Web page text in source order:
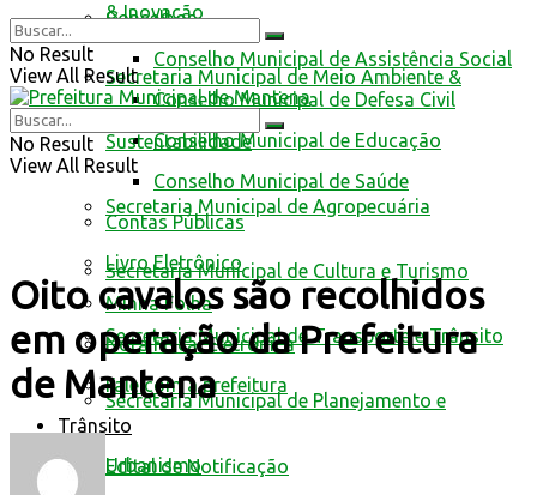
Conselhos
Conselho Municipal de Assistência Social
Conselho Municipal de Defesa Civil
Conselho Municipal de Educação
Conselho Municipal de Saúde
Contas Públicas
Livro Eletrônico
Minha Folha
Nota Fiscal Eletrônica
Fale com a prefeitura
Trânsito
Edital de Notificação
& Inovação
Secretaria Municipal de Meio Ambiente &
Sustentabilidade
Secretaria Municipal de Agropecuária
Secretaria Municipal de Cultura e Turismo
Secretaria Municipal de Transporte e Trânsito
Secretaria Municipal de Planejamento e
Urbanismo
No Result
View All Result
No Result
View All Result
Oito cavalos são recolhidos
em operação da Prefeitura
de Mantena